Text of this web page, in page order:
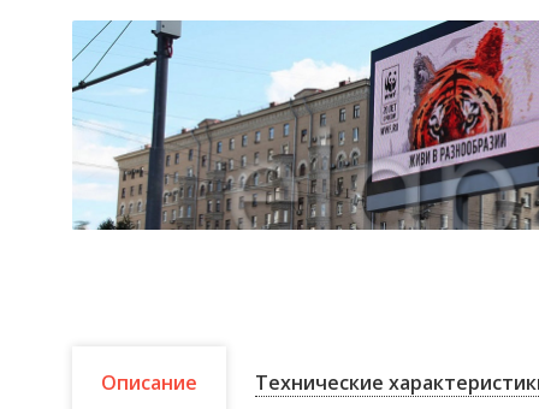
Описание Технические